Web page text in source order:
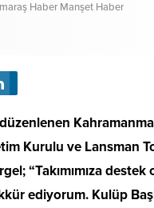
Haber Manşet Haber
Kurulu ve Lansman
“Takımımıza
ediyorum. Kulüp